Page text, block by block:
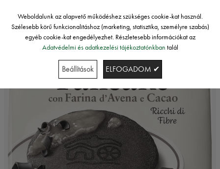
Weboldalunk az alapvető működéshez szükséges cookie-kat használ.
Szélesebb körű funkcionalitáshoz (marketing, statisztika, személyre szabás)
egyéb cookie-kat engedélyezhet. Részletesebb információkat az
Adatvédelmi és adatkezelési tájékoztatónkban talál
Beállítások ELFOGADOM ✔